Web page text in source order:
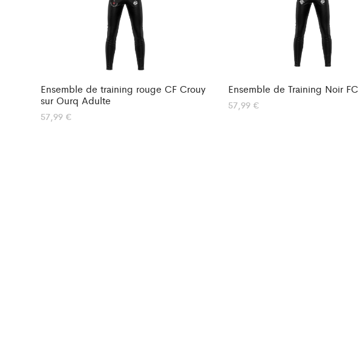
Ensemble de training rouge CF Crouy
sur Ourq Adulte
57,99 €
Ensemble de Training Noir
57,99 €